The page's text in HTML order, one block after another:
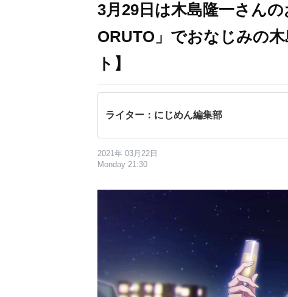
3月29日は木島隆一さん
ORUTO」でおなじみの
ト】
ライター：にじめん編集部
2021年 03月22日
Monday 21:30